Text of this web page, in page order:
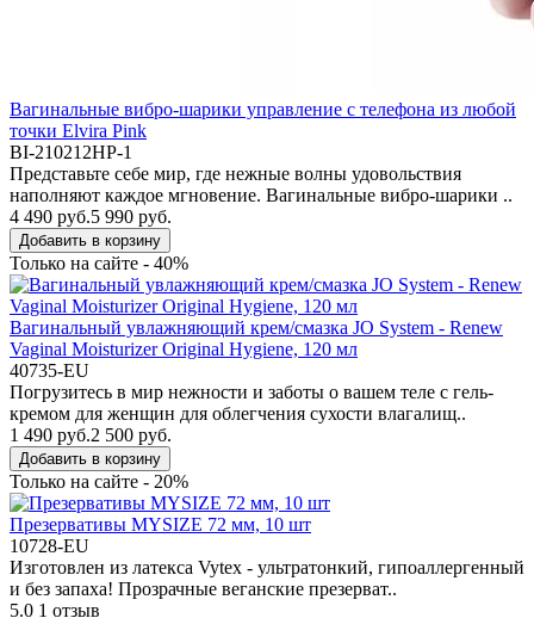
Вагинальные вибро-шарики управление с телефона из любой
точки Elvira Pink
BI-210212HP-1
Представьте себе мир, где нежные волны удовольствия
наполняют каждое мгновение. Вагинальные вибро-шарики ..
4 490 руб.5 990 руб.
Добавить в корзину
Только на сайте - 40%
Вагинальный увлажняющий крем/смазка JO System - Renew
Vaginal Moisturizer Original Hygiene, 120 мл
40735-EU
Погрузитесь в мир нежности и заботы о вашем теле с гель-
кремом для женщин для облегчения сухости влагалищ..
1 490 руб.2 500 руб.
Добавить в корзину
Только на сайте - 20%
Презервативы MYSIZE 72 мм, 10 шт
10728-EU
Изготовлен из латекса Vytex - ультратонкий, гипоаллергенный
и без запаха! Прозрачные веганские презерват..
5.0 1 отзыв